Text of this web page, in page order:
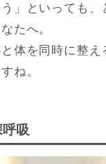
う」といっても
たへ。
体を同時に整え
ね。
吸